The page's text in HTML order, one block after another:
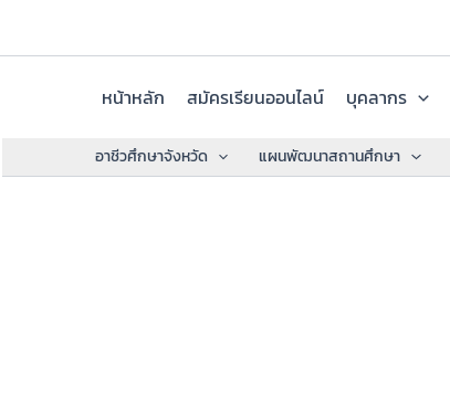
หน้าหลัก สมัครเรียนออนไลน์ บุคลากร
อาชีวศึกษาจังหวัด แผนพัฒนาสถานศึกษา